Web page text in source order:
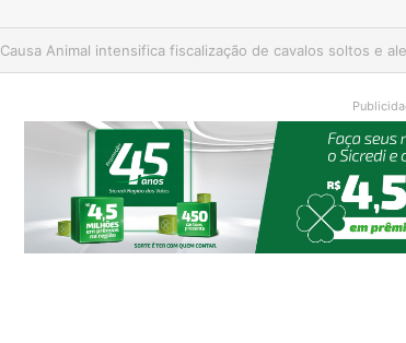
Educação de Muçum inicia novo semestre com formação